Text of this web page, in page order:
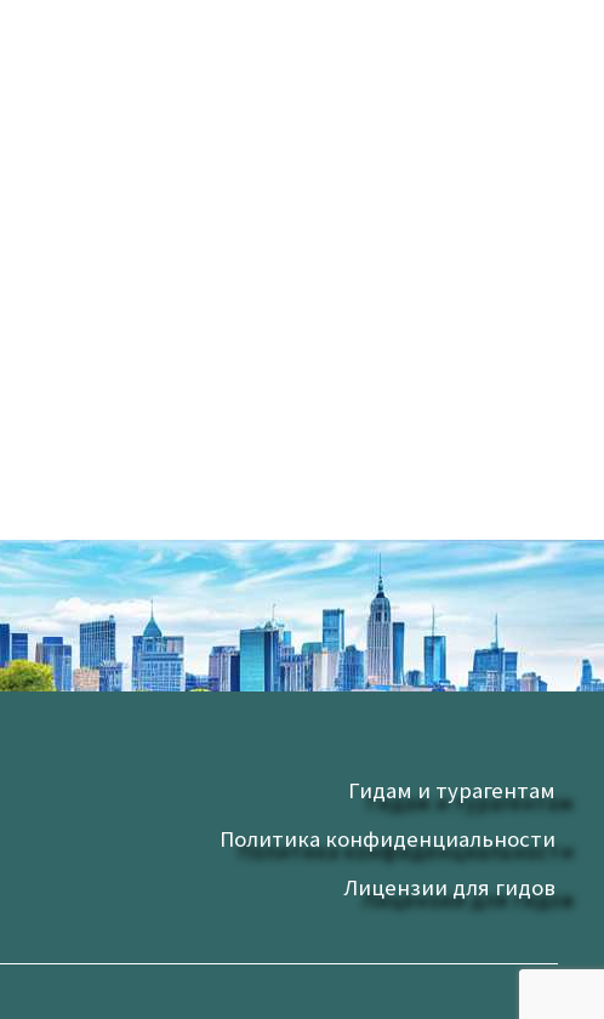
Гидам и турагентам
Политика конфиденциальности
Лицензии для гидов